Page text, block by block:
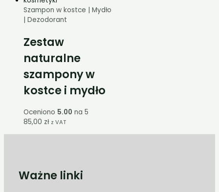
Szampon w kostce | Mydło
| Dezodorant
Zestaw
naturalne
szampony w
kostce i mydło
Oceniono 5.00 na 5
85,00 zł z VAT
Ważne linki